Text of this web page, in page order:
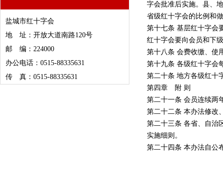
盐城市红十字会
地 址：开放大道南路120号
邮 编：224000
办公电话：0515-88335631
传 真：0515-88335631
字会批准后实施。县、
省级红十字会的比例和
第十七条 基层红十字会
红十字会要向会员和下
第十八条 会费收缴、使
第十九条 各级红十字会
第二十条 地方各级红十
第四章 附 则
第二十一条 会员连续两
第二十二条 本办法修改
第二十三条 各省、自治
实施细则。
第二十四条 本办法自公